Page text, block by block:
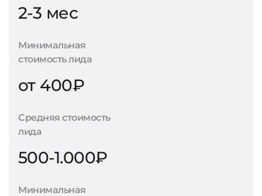
2-3 мес
Минимальная
стоимость лида
от 400₽
Средняя стоимость
лида
500-1.000₽
Минимальная